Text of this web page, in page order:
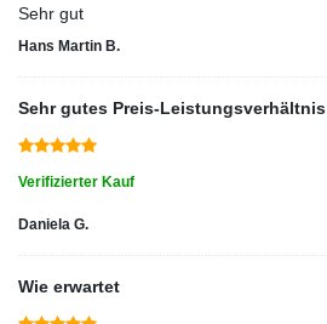
Sehr gut
Hans Martin B.
Sehr gutes Preis-Leistungsverhältnis
Verifizierter Kauf
Daniela G.
Wie erwartet